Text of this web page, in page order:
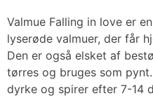
Valmue Falling in love er
lyserøde valmuer, der får
Den er også elsket af
tørres og bruges som
dyrke og spirer efter 7-14